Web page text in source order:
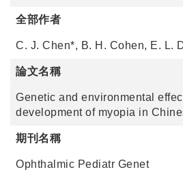
全部作者
C. J. Chen*, B. H. Cohen, E. L.
論文名稱
Genetic and environmental
development of myopia in
期刊名稱
Ophthalmic Pediatr Genet